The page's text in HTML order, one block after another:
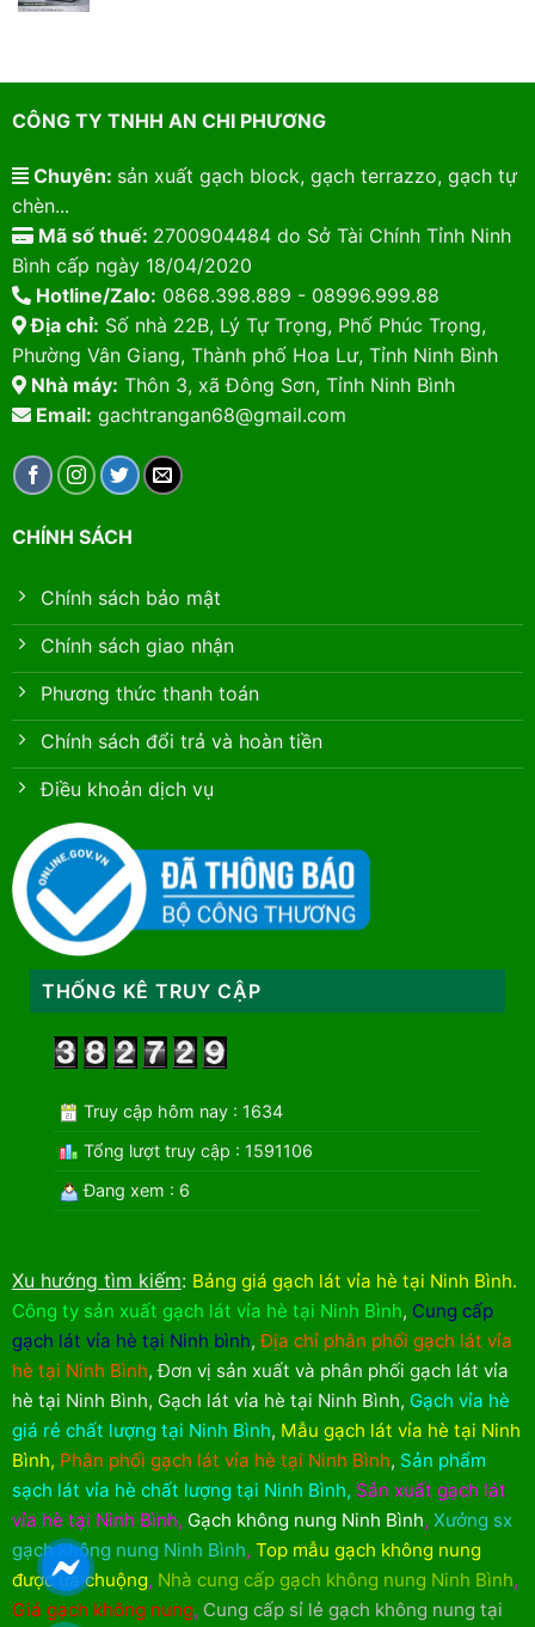
CÔNG TY TNHH AN CHI PHƯƠNG
Chuyên: sản xuất gạch block, gạch terrazzo, gạch tự
chèn...
Mã số thuế: 2700904484 do Sở Tài Chính Tỉnh Ninh
Bình cấp ngày 18/04/2020
Hotline/Zalo: 0868.398.889 - 08996.999.88
Địa chỉ: Số nhà 22B, Lý Tự Trọng, Phố Phúc Trọng,
Phường Vân Giang, Thành phố Hoa Lư, Tỉnh Ninh Bình
Nhà máy: Thôn 3, xã Đông Sơn, Tỉnh Ninh Bình
Email: gachtrangan68@gmail.com
CHÍNH SÁCH
Chính sách bảo mật
Chính sách giao nhận
Phương thức thanh toán
Chính sách đổi trả và hoàn tiền
Điều khoản dịch vụ
THỐNG KÊ TRUY CẬP
Truy cập hôm nay : 1634
Tổng lượt truy cập : 1591106
Đang xem : 6
Xu hướng tìm kiếm: Bảng giá gạch lát vỉa hè tại Ninh Bình.
Công ty sản xuất gạch lát vỉa hè tại Ninh Bình, Cung cấp
gạch lát vỉa hè tại Ninh bình,Địa chỉ phân phối gạch lát vỉa
hè tại Ninh Bình,Đơn vị sản xuất và phân phối gạch lát vỉa
hè tại Ninh Bình, Gạch lát vỉa hè tại Ninh Bình, Gạch vỉa hè
giá rẻ chất lượng tại Ninh Bình, Mẫu gạch lát vỉa hè tại Ninh
Bình, Phân phối gạch lát vỉa hè tại Ninh Bình, Sản phẩm
sạch lát vỉa hè chất lượng tại Ninh Bình, Sản xuất gạch lát
vỉa hè tại Ninh Bình, Gạch không nung Ninh Bình, Xưởng sx
gạch không nung Ninh Bình, Top mẫu gạch không nung
được ưa chuộng, Nhà cung cấp gạch không nung Ninh Bình,
Giá gạch không nung, Cung cấp sỉ lẻ gạch không nung tại